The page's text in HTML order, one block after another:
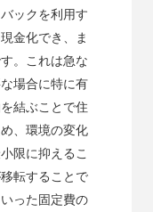
ックを利用す
金化でき、ま
。これは急な
場合に特に有
結ぶことで住
、環境の変化
限に抑えるこ
転することで
った固定費の